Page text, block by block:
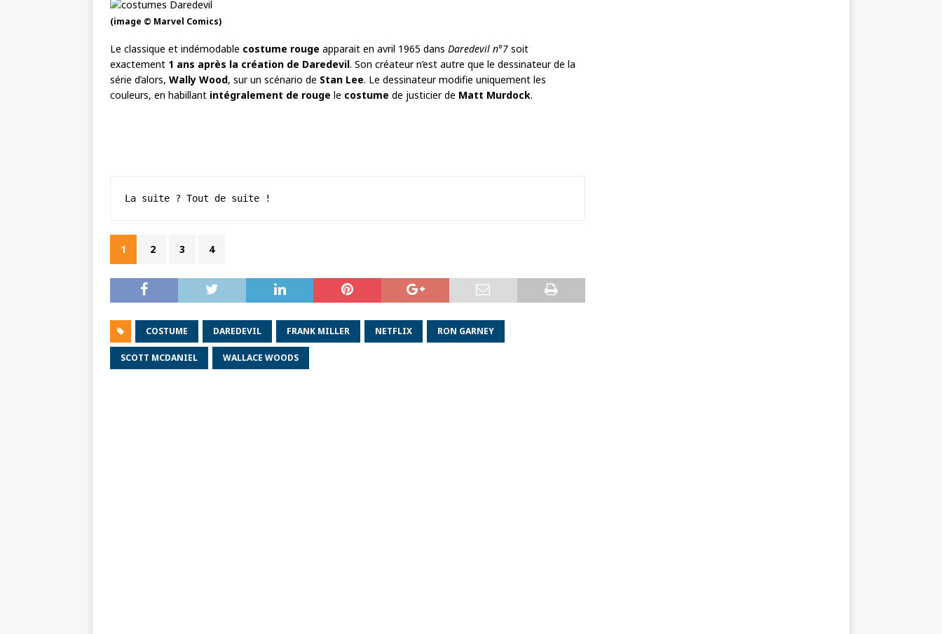
(image © Marvel Comics)
Le classique et indémodable costume rouge apparait en avril 1965 dans Daredevil n°7 soit
exactement 1 ans après la création de Daredevil. Son créateur n’est autre que le dessinateur de la
série d’alors, Wally Wood, sur un scénario de Stan Lee. Le dessinateur modifie uniquement les
couleurs, en habillant intégralement de rouge le costume de justicier de Matt Murdock.
La suite ? Tout de suite !
1 2 3 4
COSTUME DAREDEVIL FRANK MILLER NETFLIX RON GARNEY
SCOTT MCDANIEL WALLACE WOODS